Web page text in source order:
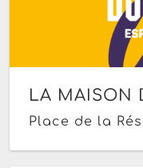
LA MAISON
Place de la